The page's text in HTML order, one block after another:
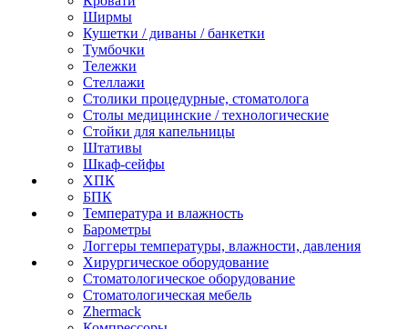
Ширмы
Кушетки / диваны / банкетки
Тумбочки
Тележки
Стеллажи
Столики процедурные, стоматолога
Столы медицинские / технологические
Стойки для капельницы
Штативы
Шкаф-сейфы
ХПК
БПК
Температура и влажность
Барометры
Логгеры температуры, влажности, давления
Хирургическое оборудование
Стоматологическое оборудование
Стоматологическая мебель
Zhermack